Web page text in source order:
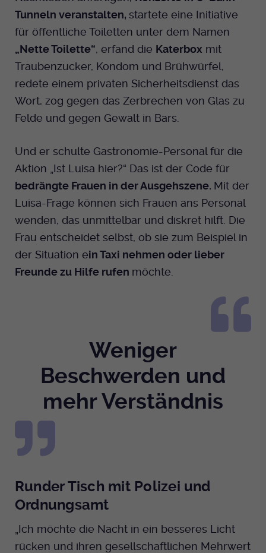
Tunneln veranstalten, startete eine Initiative
für öffentliche Toiletten unter dem Namen
„Nette Toilette“, erfand die Katerbox mit
Traubenzucker, Kondom und Brühwürfel,
redete einem privaten Sicherheitsdienst das
Wort, zog gegen das Zerbrechen von Glas zu
Felde und gegen Gewalt in Bars.
Und er schulte Gastronomie-Personal für die
Aktion „Ist Luisa hier?“ Das ist der Code für
bedrängte Frauen in der Ausgehszene. Mit der
Luisa-Frage können sich Frauen ans Personal
wenden, das unmittelbar und diskret hilft. Die
Frau entscheidet selbst, ob sie zum Beispiel in
der Situation ein Taxi nehmen oder lieber
Freunde zu Hilfe rufen möchte.
Weniger
Beschwerden und
mehr Verständnis
Runder Tisch mit Polizei und
Ordnungsamt
„Ich möchte die Nacht in ein besseres Licht
rücken und ihren gesellschaftlichen Mehrwert